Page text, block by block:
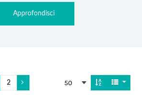
Approfondisci
50